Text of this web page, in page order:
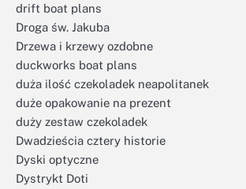
drift boat plans
Droga św. Jakuba
Drzewa i krzewy ozdobne
duckworks boat plans
duża ilość czekoladek neapolitanek
duże opakowanie na prezent
duży zestaw czekoladek
Dwadzieścia cztery historie
Dyski optyczne
Dystrykt Doti